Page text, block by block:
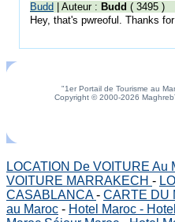
Budd | Auteur : Budd ( 3495 )
Hey, that's pwreoful. Thanks
"1er Portail de Tourisme au
Copyright © 2000-2026
LOCATION De VOITURE Au
VOITURE MARRAKECH -
CASABLANCA- CARTE DU
au Maroc - Hotel Maroc -